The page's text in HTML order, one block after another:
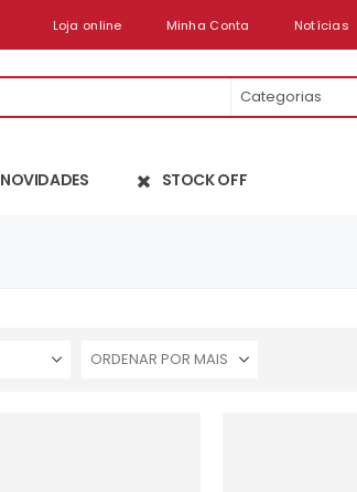
Loja online Minha Conta Notícias
NOVIDADES STOCK OFF